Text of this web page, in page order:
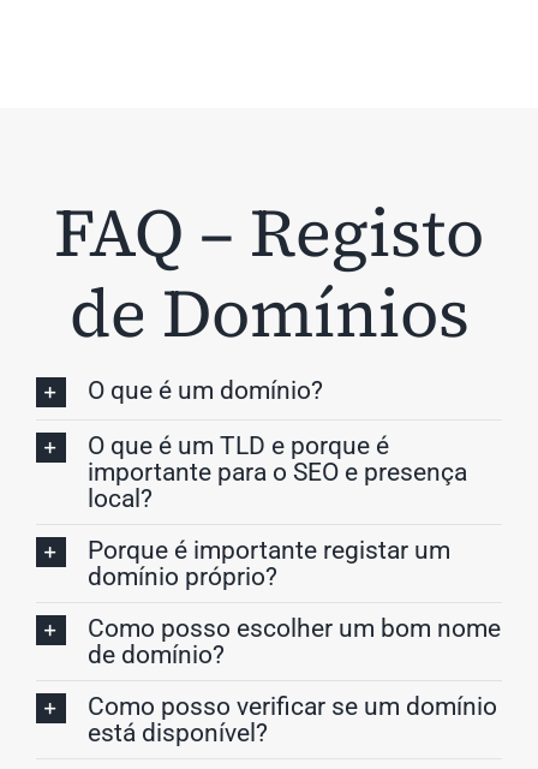
FAQ – Registo
de Domínios
O que é um domínio?
O que é um TLD e porque é
importante para o SEO e presença
local?
Porque é importante registar um
domínio próprio?
Como posso escolher um bom nome
de domínio?
Como posso verificar se um domínio
está disponível?